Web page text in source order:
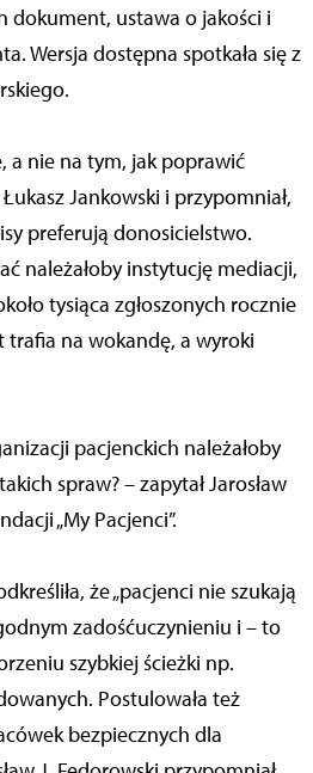
dokument, ustawa o jakości i
Wersja dostępna spotkała się z
a nie na tym, jak poprawić
Jankowski i przypomniał,
preferują donosicielstwo.
należałoby instytucję mediacji,
tysiąca zgłoszonych rocznie
trafia na wokandę, a wyroki
pacjenckich należałoby
spraw? – zapytał Jarosław
„My Pacjenci”.
że „pacjenci nie szukają
zadośćuczynieniu i – to
szybkiej ścieżki np.
Postulowała też
bezpiecznych dla